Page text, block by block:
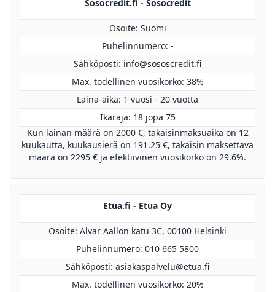
Sosocredit.fi - Sosocredit
Osoite: Suomi
Puhelinnumero: -
Sähköposti: info@sososcredit.fi
Max. todellinen vuosikorko: 38%
Laina-aika: 1 vuosi - 20 vuotta
Ikäraja: 18 jopa 75
Kun lainan määrä on 2000 €, takaisinmaksuaika on 12
kuukautta, kuukausierä on 191.25 €, takaisin maksettava
määrä on 2295 € ja efektiivinen vuosikorko on 29.6%.
Etua.fi - Etua Oy
Osoite: Alvar Aallon katu 3C, 00100 Helsinki
Puhelinnumero: 010 665 5800
Sähköposti: asiakaspalvelu@etua.fi
Max. todellinen vuosikorko: 20%